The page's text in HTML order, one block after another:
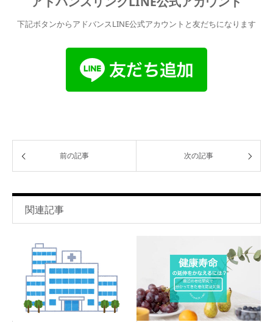
下記ボタンからアドバンスLINE公式アカウントと友だちになります
前の記事 次の記事
関連記事